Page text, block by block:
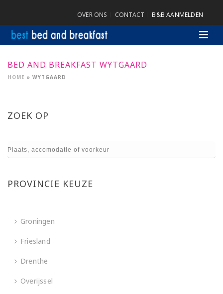
OVER ONS CONTACT B&B AANMELDEN
BED AND BREAKFAST WYTGAARD
HOME » WYTGAARD
ZOEK OP
PROVINCIE KEUZE
Groningen
Friesland
Drenthe
Overijssel